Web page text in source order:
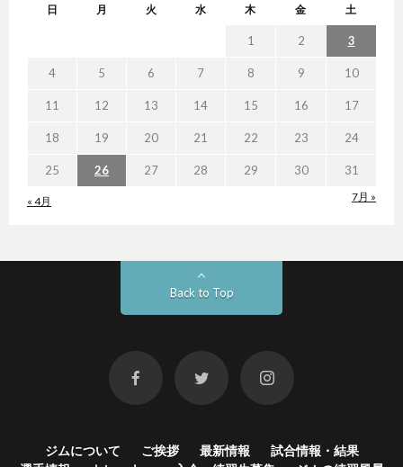
日 月 火 水 木 金 土
« 4月 7月 »
1 2 3
4 5 6 7 8 9 10
11 12 13 14 15 16 17
18 19 20 21 22 23 24
25 26 27 28 29 30 31
Back to Top
ジムについて ご挨拶 最新情報
試合情報・結果